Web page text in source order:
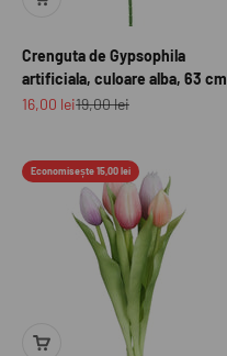
Crenguta de Gypsophila
artificiala, culoare alba, 63 cm
Preț redus
16,00 leiPreț normal
19,00 lei
Economisește 15,00 lei